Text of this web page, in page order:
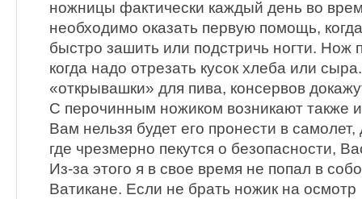
ножницы фактически каждый день во
необходимо оказать первую помощь,
быстро зашить или подстричь ногти. Нож
когда надо отрезать кусок хлеба или
«открывашки» для пива, консервов
С перочинным ножиком возникают также
Вам нельзя будет его пронести в
где чрезмерно пекутся о безопасности,
Из-за этого я в свое время не попал в
Ватикане. Если не брать ножик на осмотр